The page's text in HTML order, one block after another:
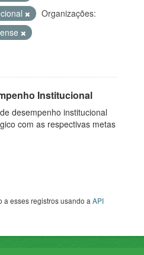
Organizações:
Institucional
desempenho institucional
com as respectivas metas
a esses registros usando aAPI